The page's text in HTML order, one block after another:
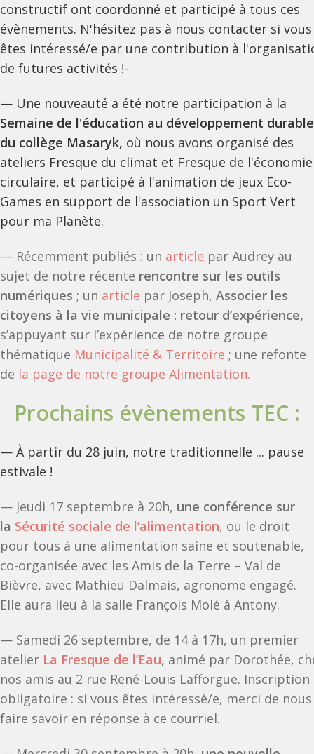
constructif ont coordonné et participé à tous ces
évènements. N'hésitez pas à nous contacter si vous
êtes intéressé/e par une contribution à
de futures activités !-
— Une nouveauté a été notre participation à la
Semaine de l'éducation au développement durable
du collège Masaryk, où nous avons organisé des
ateliers Fresque du climat et Fresque de l'économie
circulaire, et participé à l'animation de jeux Eco-
Games en support de l'association un Sport Vert
pour ma Planète.
— Récemment publiés : un article par Audrey au
sujet de notre récente rencontre sur les outils
numériques ; un article par Joseph, Associer les
citoyens à la vie municipale : retour d’expérience,
s’appuyant sur l’expérience de notre groupe
thématique Municipalité & Territoire ; une refonte
de la page de notre groupe Alimentation.
Prochains évènements TEC :
— À partir du 28 juin, notre traditionnelle ... pause
estivale !
— Jeudi 17 septembre à 20h, une conférence sur
la Sécurité sociale de l’alimentation, ou le droit
pour tous à une alimentation saine et soutenable,
co-organisée avec les Amis de la Terre – Val de
Bièvre, avec Mathieu Dalmais, agronome engagé.
Elle aura lieu à la salle François Molé à Antony.
— Samedi 26 septembre, de 14 à 17h, un premier
atelier La Fresque de l’Eau, animé par Dorothée,
nos amis au 2 rue René-Louis Lafforgue. Inscription
obligatoire : si vous êtes intéressé/e, merci de
faire savoir en réponse à ce courriel.